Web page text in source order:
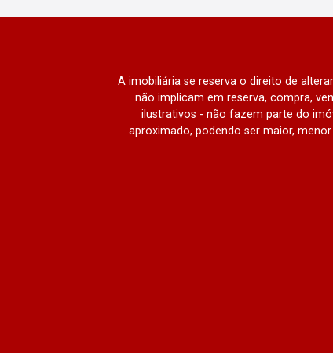
A imobiliária se reserva o direito de
não implicam em reserva, compra,
ilustrativos - não fazem parte do
aproximado, podendo ser maior,